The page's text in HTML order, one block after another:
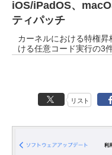
iOS/iPadOS、
ティパッチ
カーネルにおける特権
ける任意コード実行の3
リスト